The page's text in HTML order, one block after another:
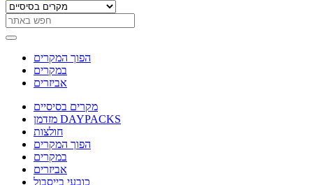
הפוך המקרים
במקרים
אביזרים
מקרים בסיסיים
מזדמן DAYPACKS
חולצות
הפוך המקרים
במקרים
אביזרים
כובעי בייסבול